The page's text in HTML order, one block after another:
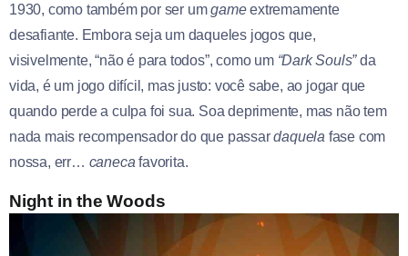
1930, como também por ser umgameextremamente
desafiante. Embora seja um daqueles jogos que,
visivelmente, “não é para todos”, como um “Dark Souls”da
vida, é um jogo difícil, mas justo: você sabe, ao jogar que
quando perde a culpa foi sua. Soa deprimente, mas não tem
nada mais recompensador do que passardaquela fase com
nossa, err… caneca favorita.
Night in the Woods